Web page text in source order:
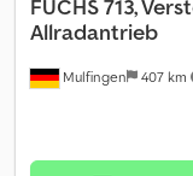
Mulfingen 407 km
FUCHS713,
Allradantrieb